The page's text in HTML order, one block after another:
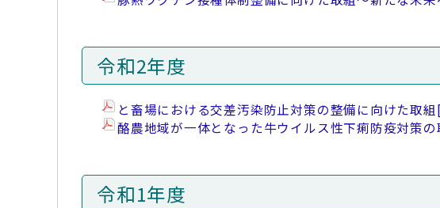
令和2年度
と畜場における交差汚染防止対策の整備に向けた取組
酪農地域が一体となった牛ウイルス性下痢防疫対策の
令和1年度